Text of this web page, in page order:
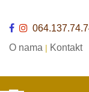
O nama | Kontakt